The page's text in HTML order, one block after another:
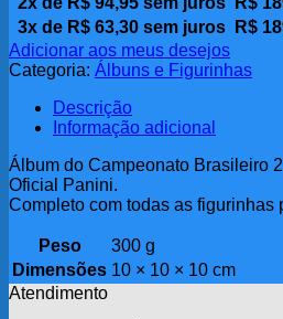
3x de R$63,30sem juros R$
Adicionar aos meus desejos
Categoria: Álbuns e Figurinhas
Descrição
Informação adicional
Álbum do Campeonato Brasileiro
Oficial Panini.
Completo com todas as figurinhas
Peso
300 g
Dimensões 10 × 10 × 10 cm
Atendimento